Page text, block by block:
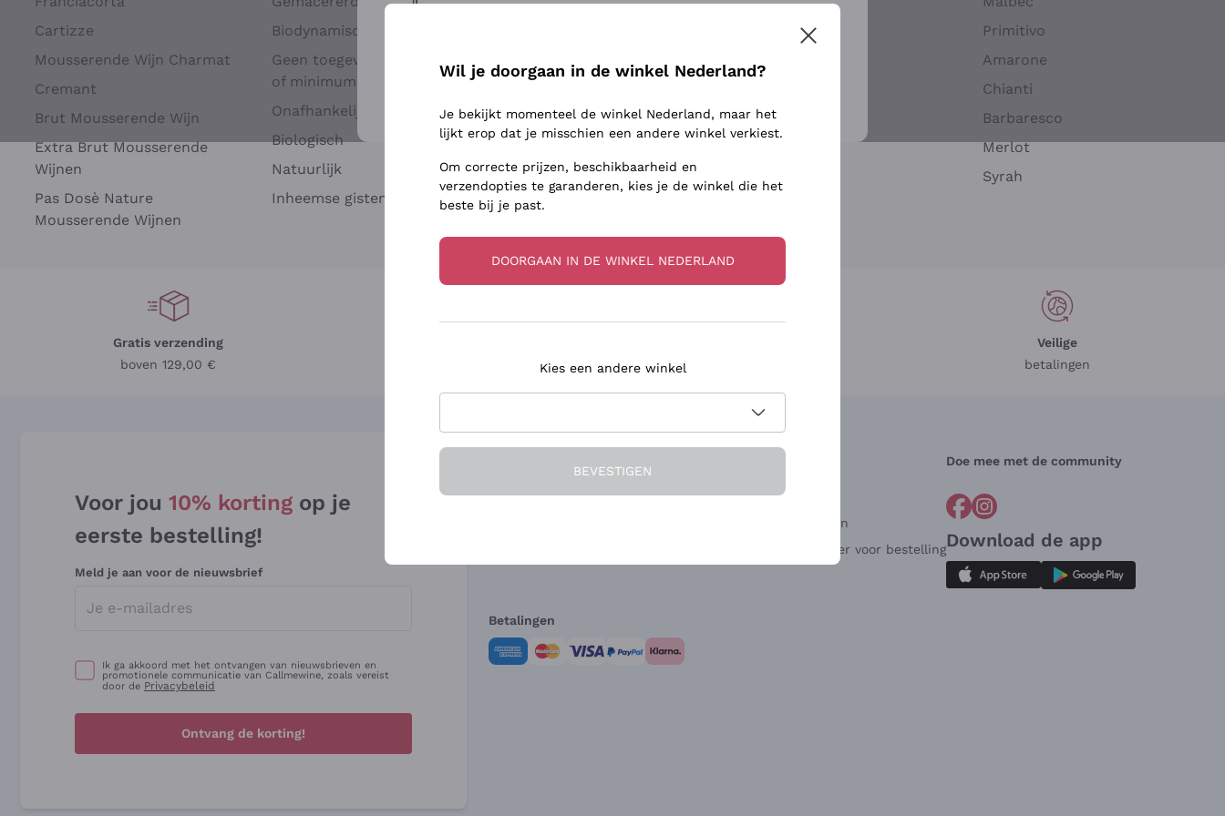
Cartizze
Mousserende Wijn Charmat
Cremant
Brut Mousserende Wijn
Extra Brut Mousserende
Wijnen
Pas Dosè Nature
Mousserende Wijnen
Biodynamisch
Geen toegevoegde sulfieten
of minimum
Onafhankelijke Wijnbouwers
Biologisch
Natuurlijk
Inheemse gisten
Argiolas
Ca' dei Frati
Chardonnay
Sauvignon
Primitivo
Amarone
Chianti
Barbaresco
Merlot
Syrah
Gratis verzending
boven 129,00 €
Veilige
betalingen
Voor jou 10% korting op je
eerste bestelling!
Meld je aan voor de nieuwsbrief
Ik ga akkoord met het ontvangen van nieuwsbrieven en
promotionele communicatie van Callmewine, zoals vereist
door de Privacybeleid
Ontvang de korting!
Over ons
Klantenservice
Verkoopvoorwaarden
Herroepingsformulier voor bestelling
Doe mee met de community
Download de app
Betalingen
Voor meer informatie, lees onzePrivacybeleid
Wil je doorgaan in de winkel Nederland?
Je bekijkt momenteel de winkel Nederland, maar het
lijkt erop dat je misschien een andere winkel verkiest.
Om correcte prijzen, beschikbaarheid en
verzendopties te garanderen, kies je de winkel die het
beste bij je past.
DOORGAAN IN DE WINKEL NEDERLAND
Kies een andere winkel
BEVESTIGEN